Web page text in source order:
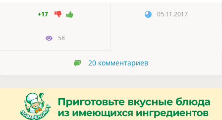
+17 05.11.2017
58
20 комментариев